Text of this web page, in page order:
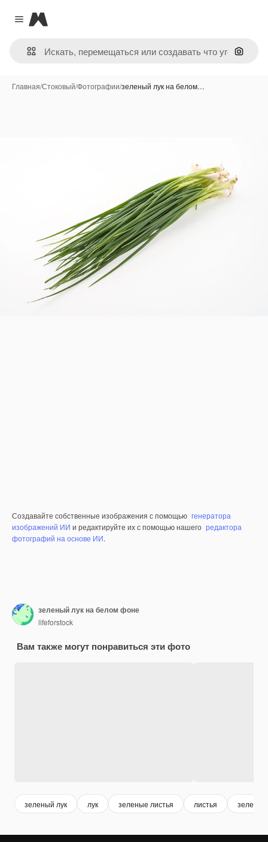
Close menu
Magnific
Поиск
Главная/Стоковый/Фотографии/зеленый лук на белом…
Создавайте собственные изображения с помощью генератора
изображений ИИ и редактируйте их с помощью нашего редактора
фотографий на основе ИИ.
зеленый лук на белом фоне
lifeforstock
Вам также могут понравиться эти фото
зеленый лук лук зеленые листья листья